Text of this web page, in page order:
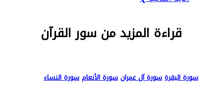
قراءة المزيد من سور القرآن
سورة البقرة سورة آل عمران سورة الأنعام سورة النساء